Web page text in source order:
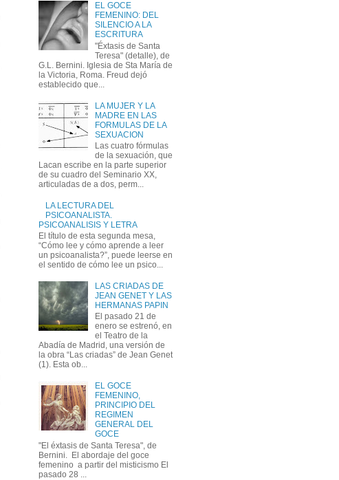
EL GOCE
FEMENINO: DEL
SILENCIO A LA
ESCRITURA
"Éxtasis de Santa
Teresa" (detalle), de
G.L. Bernini. Iglesia de Sta María de
la Victoria, Roma. Freud dejó
establecido que...
LA MUJER Y LA
MADRE EN LAS
FORMULAS DE LA
SEXUACION
Las cuatro fórmulas
de la sexuación, que
Lacan escribe en la parte superior
de su cuadro del Seminario XX,
articuladas de a dos, perm...
LA LECTURA DEL
PSICOANALISTA.
PSICOANALISIS Y LETRA
El título de esta segunda mesa,
“Cómo lee y cómo aprende a leer
un psicoanalista?”, puede leerse en
el sentido de cómo lee un psico...
LAS CRIADAS DE
JEAN GENET Y LAS
HERMANAS PAPIN
El pasado 21 de
enero se estrenó, en
el Teatro de la
Abadía de Madrid, una versión de
la obra “Las criadas” de Jean Genet
(1). Esta ob...
EL GOCE
FEMENINO,
PRINCIPIO DEL
REGIMEN
GENERAL DEL
GOCE
"El éxtasis de Santa Teresa", de
Bernini. El abordaje del goce
femenino a partir del misticismo El
pasado 28 ...